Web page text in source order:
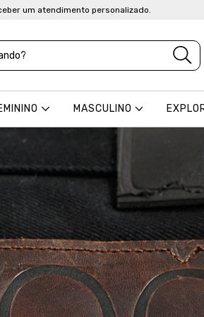
um atendimento personalizado.
MASCULINO